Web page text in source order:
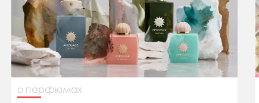
о парфюмах